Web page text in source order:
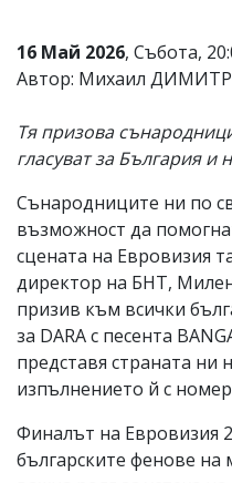
16 Май 2026, Събота,
Автор: Михаил
Тя призова
гласуват за България и
Сънародниците ни по
възможност да
сцената на Евровизия
директор на БНТ,
призив към всички
за DARA с песента
представя страната ни
изпълнението й с
Финалът на Евровизия
българските фенове на